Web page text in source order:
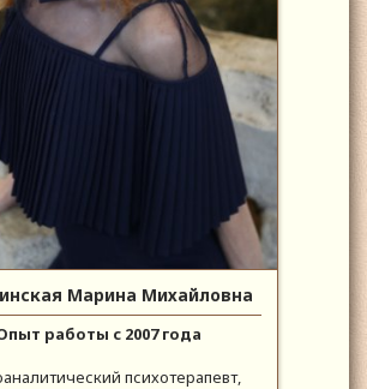
Марина Михайловна
работы с 2007 года
психотерапевт,